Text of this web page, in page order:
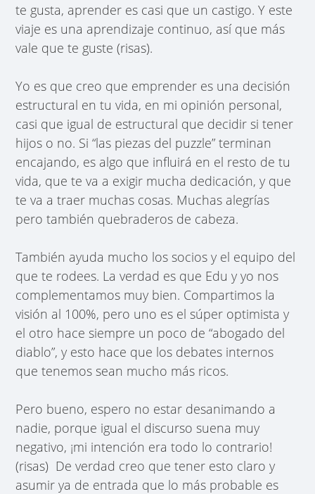
te gusta, aprender es casi que un castigo. Y este
viaje es una aprendizaje continuo, así que más
vale que te guste (risas).
Yo es que creo que emprender es una decisión
estructural en tu vida, en mi opinión personal,
casi que igual de estructural que decidir si tener
hijos o no. Si “las piezas del puzzle” terminan
encajando, es algo que influirá en el resto de tu
vida, que te va a exigir mucha dedicación, y que
te va a traer muchas cosas. Muchas alegrías
pero también quebraderos de cabeza.
También ayuda mucho los socios y el equipo del
que te rodees. La verdad es que Edu y yo nos
complementamos muy bien. Compartimos la
visión al 100%, pero uno es el súper optimista y
el otro hace siempre un poco de “abogado del
diablo”, y esto hace que los debates internos
que tenemos sean mucho más ricos.
Pero bueno, espero no estar desanimando a
nadie, porque igual el discurso suena muy
negativo, ¡mi intención era todo lo contrario!
(risas) De verdad creo que tener esto claro y
asumir ya de entrada que lo más probable es